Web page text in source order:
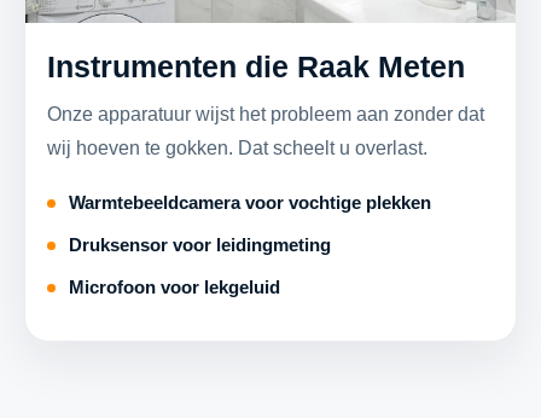
Instrumenten die Raak Meten
Onze apparatuur wijst het probleem aan zonder dat
wij hoeven te gokken. Dat scheelt u overlast.
Warmtebeeldcamera voor vochtige plekken
Druksensor voor leidingmeting
Microfoon voor lekgeluid